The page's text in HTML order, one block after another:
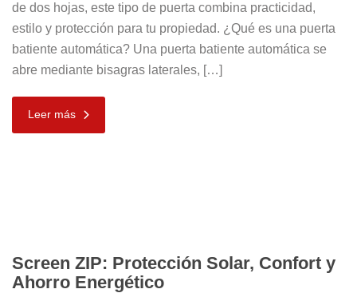
de dos hojas, este tipo de puerta combina practicidad,
estilo y protección para tu propiedad. ¿Qué es una puerta
batiente automática? Una puerta batiente automática se
abre mediante bisagras laterales, […]
Leer más
Screen ZIP: Protección Solar, Confort y
Ahorro Energético